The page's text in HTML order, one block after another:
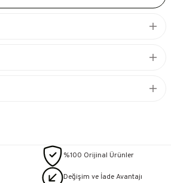
%100 Orijinal Ürünler
Değişim ve İade Avantajı